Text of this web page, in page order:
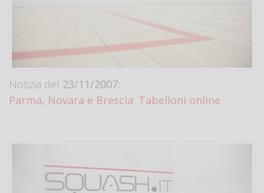
Notizia del 23/11/2007:
Parma, Novara e Brescia: Tabelloni online